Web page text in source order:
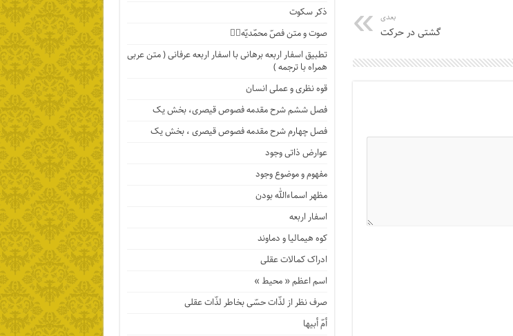
بعدی
گشتی در حرکت
ذکر سکوت
صوت و متن فصّ محمّدیّه۱️⃣
تطبیق اسفار اربعه برهانی با اسفار اربعه عرفانی ( متن عربی
همراه با ترجمه )
قوه نظری و عملی انسان
فصل ششم شرح مقدمه فصوص قیصری، بخش یک
فصل چهارم شرح مقدمه فصوص قیصری ، بخش یک
عوارض ذاتی وجود
مفهوم و موضوع وجود
مظهر اسماءالله بودن
اسفار اربعه
کوه هیمالیا و دماوند
ادراک کمالات عقلی
اسم اعظم « محیط »
صرف نظر از لذّات حسّی بخاطر لذّات عقلی
أمّ أبیها